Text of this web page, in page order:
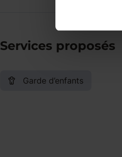
Services proposés
Garde d’enfants